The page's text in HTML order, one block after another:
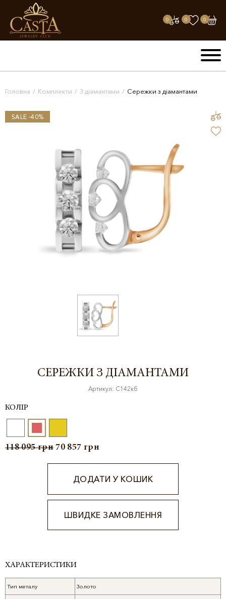
0 0 0
Головна / Комплекти / З діамантами / Сережки з діамантами
SALE -40%
СЕРЕЖКИ З ДІАМАНТАМИ
Артикул: С142кб
КОЛІР
118 095грн 70 857 грн
ДОДАТИ У КОШИК
ШВИДКЕ ЗАМОВЛЕННЯ
ХАРАКТЕРИСТИКИ
Тип металу Золото